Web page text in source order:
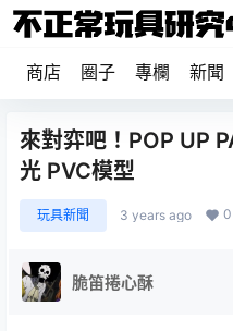
商店 圈子 專欄 新聞
來對弈吧！POP UP
光 PVC模型
玩具新聞 3 years ago 0
脆笛捲心酥